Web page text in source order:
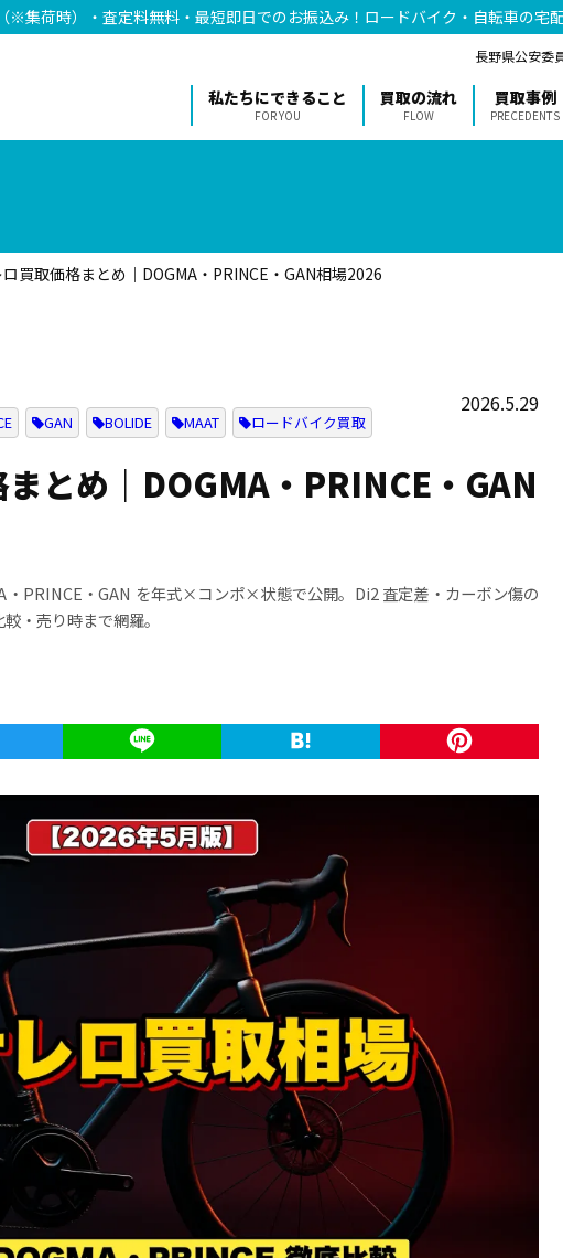
※集荷時）・査定料無料・最短即日でのお振込み！ロードバイク・自転車の宅
長野県公安委
私たちにできること
FOR YOU
買取の流れ
FLOW
買取事例
PRECEDENTS
ロ買取価格まとめ｜DOGMA・PRINCE・GAN相場2026
GAN BOLIDE MAAT ロードバイク買取
2026.5.29
とめ｜DOGMA・PRINCE・GAN
・PRINCE・GAN を年式×コンポ×状態で公開。Di2 査定差・カーボン傷の
・売り時まで網羅。
Twitter Line Hatena